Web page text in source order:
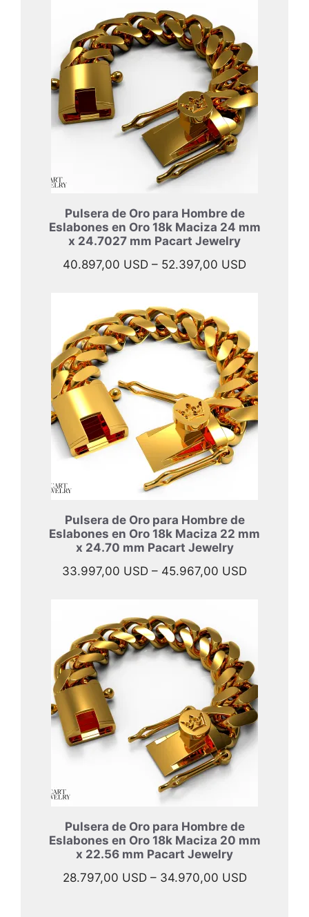
hasta
57.997,00
Pulsera de Oro para Hombre de
Eslabones en Oro 18k Maciza 24 mm
x 24.7027 mm Pacart Jewelry
40.897,00 USD – 52.397,00 USDRango
40.897,00
hasta
52.397,00
Pulsera de Oro para Hombre de
Eslabones en Oro 18k Maciza 22 mm
x 24.70 mm Pacart Jewelry
33.997,00 USD – 45.967,00 USDRango
hasta
45.967,00
Pulsera de Oro para Hombre de
Eslabones en Oro 18k Maciza 20 mm
x 22.56 mm Pacart Jewelry
28.797,00 USD – 34.970,00 USDRango